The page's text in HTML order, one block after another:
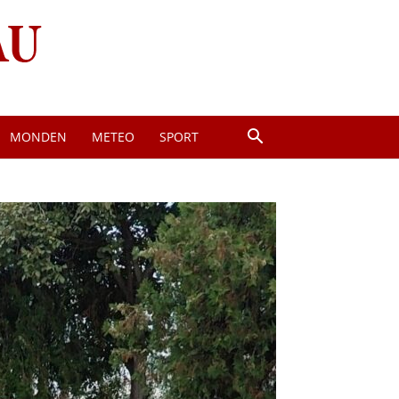
MONDEN METEO SPORT